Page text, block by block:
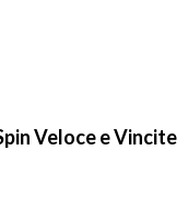
Veloce e Vincite